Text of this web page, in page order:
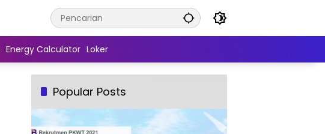
Energy Calculator Loker
Popular Posts